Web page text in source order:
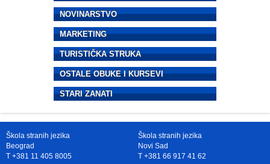
NOVINARSTVO
MARKETING
TURISTIČKA STRUKA
OSTALE OBUKE I KURSEVI
STARI ZANATI
Škola stranih jezika
Beograd
T +381 11 405 8005
Škola stranih jezika
Novi Sad
T +381 66 917 41 62